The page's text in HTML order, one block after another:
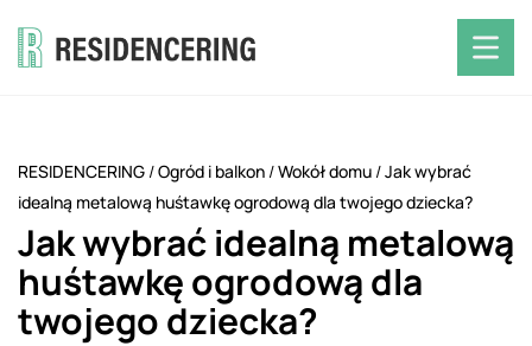
RESIDENCERING /Ogród i balkon /Wokół domu /Jak wybrać
idealną metalową huśtawkę ogrodową dla twojego dziecka?
Jak wybrać idealną metalową
huśtawkę ogrodową dla
twojego dziecka?